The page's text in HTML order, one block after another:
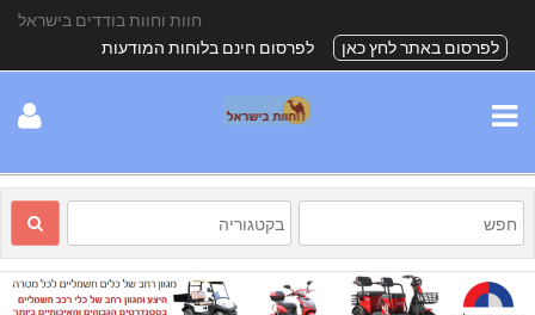
חוות וחוות בודדים בישראל
לפרסום באתר לחץ כאן
לפרסום חינם בלוחות המודעות